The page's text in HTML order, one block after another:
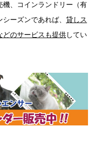
、コインランドリー（有
ーズンであれば、 貸しス
どのサービスも提供してい